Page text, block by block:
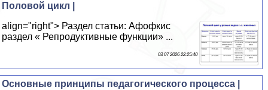
Половой цикл |
align="right"> Раздел статьи: Афофкис
раздел « Репродуктивные функции» ...
03 07 2026 22:25:40
Основные принципы педагогического процесса |